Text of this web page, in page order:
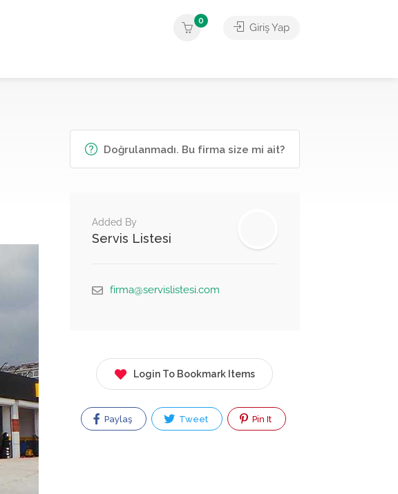
0
Giriş Yap
Doğrulanmadı. Bu firma size mi ait?
Added By
Servis Listesi
firma@servislistesi.com
Login To Bookmark Items
Paylaş Tweet Pin It